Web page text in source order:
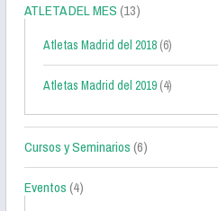
ATLETA DEL MES(13)
Atletas Madrid del 2018 (6)
Atletas Madrid del 2019 (4)
Cursos y Seminarios(6)
Eventos(4)